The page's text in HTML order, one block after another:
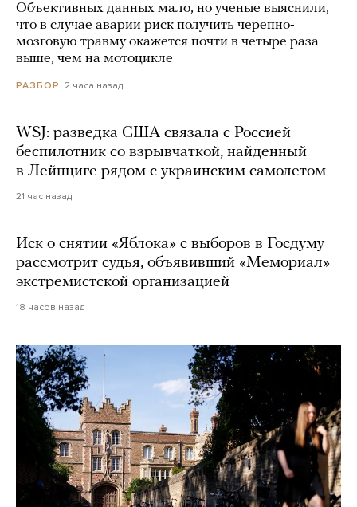
Объективных данных мало, но ученые выяснили,
что в случае аварии риск получить черепно-
мозговую травму окажется почти в четыре раза
выше, чем на мотоцикле
РАЗБОР 2 часа назад
WSJ: разведка США связала с Россией
беспилотник со взрывчаткой, найденный
в Лейпциге рядом с украинским самолетом
21 час назад
Иск о снятии «Яблока» с выборов в Госдуму
рассмотрит судья, объявивший «Мемориал»
экстремистской организацией
18 часов назад